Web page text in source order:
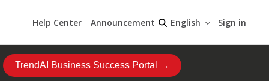
Help Center Announcement English Sign in
TrendAI Business Success Portal →